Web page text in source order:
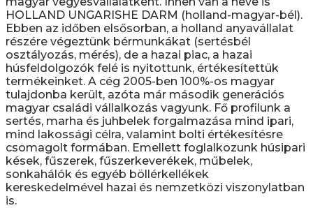
HOLLAND UNGARISHE DARM (holland-magyar-bél).
Ebben az időben elsősorban, a holland anyavállalat
részére végeztünk bérmunkákat (sertésbél
osztályozás, mérés), de a hazai piac, a hazai
húsfeldolgozók felé is nyitottunk, értékesítettük
termékeinket. A cég 2005-ben 100%-os magyar
tulajdonba került, azóta már második generációs
magyar családi vállalkozás vagyunk. Fő profilunk a
sertés, marha és juhbelek forgalmazása mind ipari,
mind lakossági célra, valamint bolti értékesítésre
csomagolt formában. Emellett foglalkozunk húsipari
kések, fűszerek, fűszerkeverékek, műbelek,
sonkahálók és egyéb böllérkellékek
kereskedelmével hazai és nemzetközi viszonylatban
is.